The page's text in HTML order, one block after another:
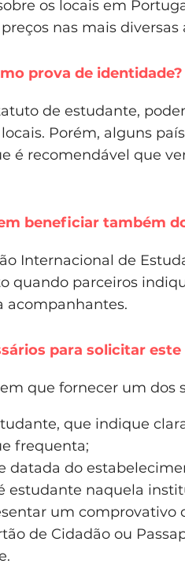
os locais em
nas mais diversas
prova de identidade?
de estudante,
Porém, alguns
é recomendável que
beneficiar também
Internacional de
quando parceiros
acompanhantes.
para solicitar este
que fornecer um dos
que indique
frequenta;
datada do
estudante naquela
um comprovativo
de Cidadão ou